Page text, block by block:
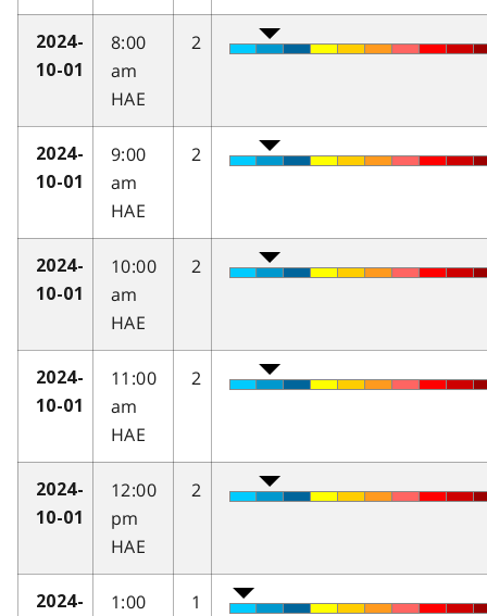
2024-
10-01
8:00
am
HAE
2
2024-
10-01
9:00
am
HAE
2
2024-
10-01
10:00
am
HAE
2
2024-
10-01
11:00
am
HAE
2
2024-
10-01
12:00
pm
HAE
2
2024-
1:00
1